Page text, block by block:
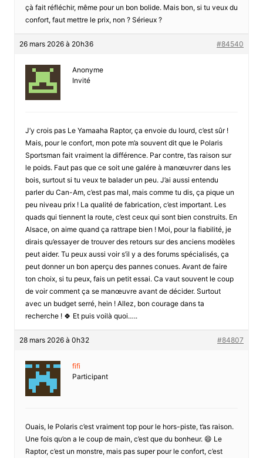
çà fait réfléchir, même pour un bon bolide. Mais bon, si tu veux du
confort, faut mettre le prix, non ? Sérieux ?
26 mars 2026 à 20h36 #84540
Anonyme
Invité
J’y crois pas Le Yamaaha Raptor, ça envoie du lourd, c’est sûr !
Mais, pour le confort, mon pote m’a souvent dit que le Polaris
Sportsman fait vraiment la différence. Par contre, t’as raison sur
le poids. Faut pas que ce soit une galére à manœuvrer dans les
bois, surtout si tu veux te balader un peu. J’ai aussi entendu
parler du Can-Am, c’est pas mal, mais comme tu dis, ça pique un
peu niveau prix ! La qualité de fabrication, c’est important. Les
quads qui tiennent la route, c’est ceux qui sont bien construits. En
Alsace, on aime quand ça rattrape bien ! Moi, pour la fiabilité, je
dirais qu’essayer de trouver des retours sur des anciens modèles
peut aider. Tu peux aussi voir s’il y a des forums spécialisés, ça
peut donner un bon aperçu des pannes conues. Avant de faire
ton choix, si tu peux, fais un petit essai. Ca vaut souvent le coup
de voir comment ça se manœuvre avant de décider. Surtout
avec un budget serré, hein ! Allez, bon courage dans ta
recherche ! 🍀 Et puis voilà quoi…..
28 mars 2026 à 0h32 #84807
fifi
Participant
Ouais, le Polaris c’est vraiment top pour le hors-piste, t’as raison.
Une fois qu’on a le coup de main, c’est que du bonheur. 😄 Le
Raptor, c’est un monstre, mais pas super pour le confort, c’est